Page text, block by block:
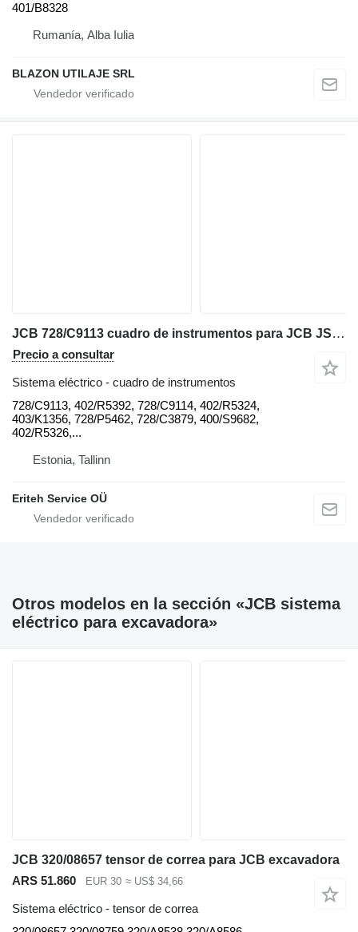
401/B8328
Rumanía, Alba Iulia
BLAZON UTILAJE SRL
JCB 728/C9113 cuadro de instrumentos para JCB JS210, JS220, 210X, 220X, 245XR, 131X, 140X, 150X, 300X, 420X, 520X,402/R5324, 728/D9112, 728/C9113, 403/K1356 excavadora
Precio a consultar
Sistema eléctrico - cuadro de instrumentos
728/C9113, 402/R5392, 728/C9114, 402/R5324,
403/K1356, 728/P5462, 728/C3879, 400/S9682,
402/R5326,...
Estonia, Tallinn
Eriteh Service OÜ
Otros modelos en la sección «JCB sistema
eléctrico para excavadora»
JCB 320/08657 tensor de correa para JCB excavadora
ARS 51.860
EUR 30 ≈ US$ 34,66
Sistema eléctrico - tensor de correa